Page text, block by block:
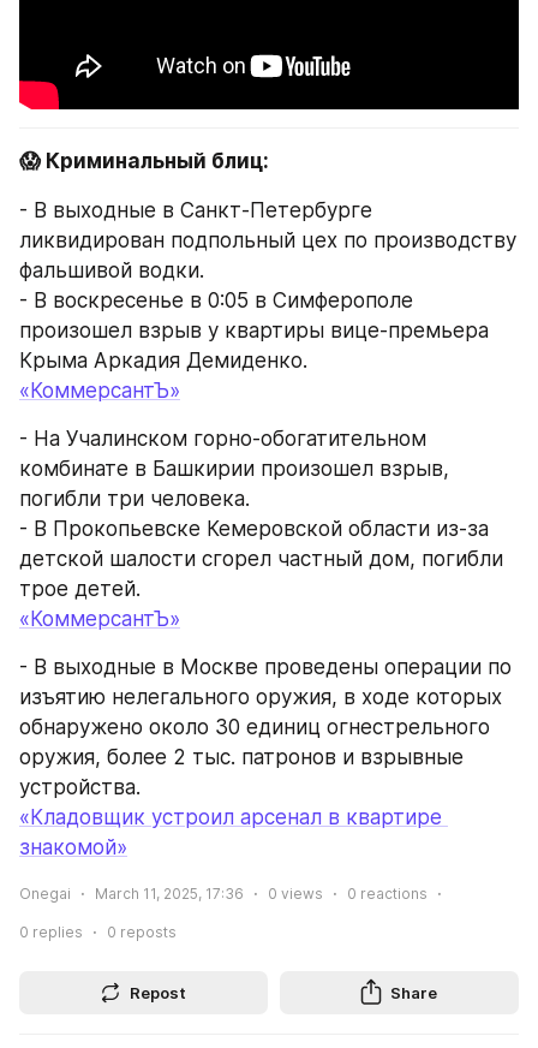
😱 Криминальный блиц:
- В выходные в Санкт-Петербурге
ликвидирован подпольный цех по производству
фальшивой водки.
- В воскресенье в 0:05 в Симферополе
произошел взрыв у квартиры вице-премьера
Крыма Аркадия Демиденко.
«КоммерсантЪ»
- На Учалинском горно-обогатительном
комбинате в Башкирии произошел взрыв,
погибли три человека.
- В Прокопьевске Кемеровской области из-за
детской шалости сгорел частный дом, погибли
трое детей.
«КоммерсантЪ»
- В выходные в Москве проведены операции по
изъятию нелегального оружия, в ходе которых
обнаружено около 30 единиц огнестрельного
оружия, более 2 тыс. патронов и взрывные
устройства.
«Кладовщик устроил арсенал в квартире
знакомой»
Onegai March 11, 2025, 17:36 0 views 0 reactions
0 replies 0 reposts
Repost Share